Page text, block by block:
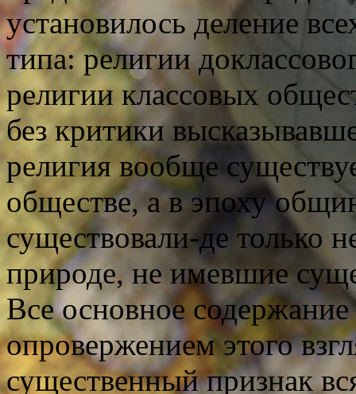
установилось деление
типа: религии
религии классовых
без критики
религия вообще
обществе, а в эпоху
существовали-де только
природе, не имевшие
Все основное
опровержением этого
существенный признак